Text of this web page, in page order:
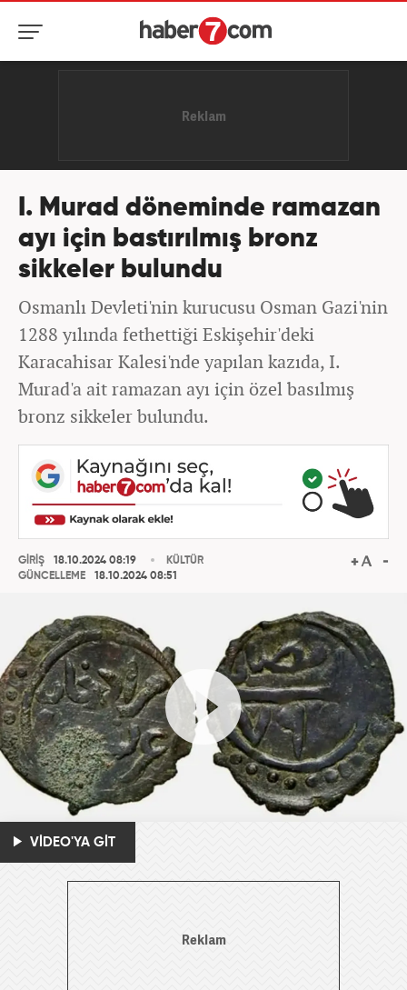
I. Murad döneminde ramazan
ayı için bastırılmış bronz
sikkeler bulundu
Osmanlı Devleti'nin kurucusu Osman Gazi'nin
1288 yılında fethettiği Eskişehir'deki
Karacahisar Kalesi'nde yapılan kazıda, I.
Murad'a ait ramazan ayı için özel basılmış
bronz sikkeler bulundu.
GİRİŞ
18.10.2024 08:19
GÜNCELLEME
18.10.2024 08:51
KÜLTÜR
VİDEO'YA GİT